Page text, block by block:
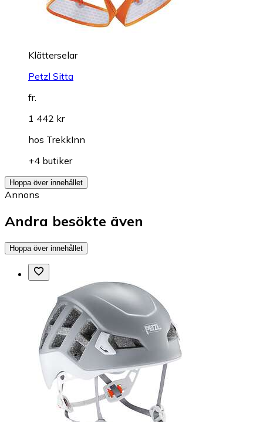
Klätterselar
Petzl Sitta
fr.
1 442 kr
hos TrekkInn
+4 butiker
Hoppa över innehållet
Annons
Andra besökte även
Hoppa över innehållet